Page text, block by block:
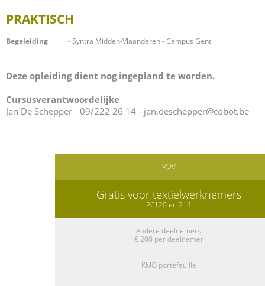
PRAKTISCH
Begeleiding - Syntra Midden-Vlaanderen - Campus Gent
Deze opleiding dient nog ingepland te worden.
Cursusverantwoordelijke
Jan De Schepper - 09/222 26 14 - jan.deschepper@cobot.be
VOV
Gratis voor textielwerknemers
PC120 en 214
Andere deelnemers
€ 200 per deelnemer
KMO portefeuille